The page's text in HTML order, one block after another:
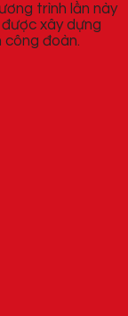
trình lần này
xây dựng
đoàn.